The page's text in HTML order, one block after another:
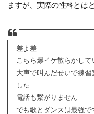
ますが、実際の性格とは
差よ差
こちら爆イケ散らかし
大声で叫んだせいで練
した
電話も繋がりません
でも歌とダンスは最強で